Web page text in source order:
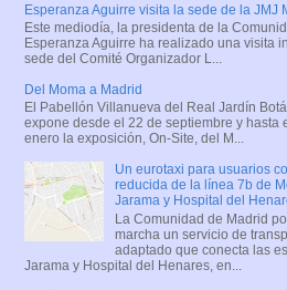
Esperanza Aguirre visita la sede de la JMJ
Este mediodía, la presidenta de la
Esperanza Aguirre ha realizado una visita
sede del Comité Organizador L...
Del Moma a Madrid
El Pabellón Villanueva del Real Jardín
expone desde el 22 de septiembre y hasta
enero la exposición, On-Site, del M...
Un eurotaxi para usuarios
reducida de la línea 7b de
Jarama y Hospital del
La Comunidad de Madrid
marcha un servicio de
adaptado que conecta las
Jarama y Hospital del Henares, en...